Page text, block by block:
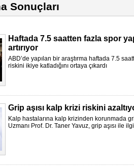
Sonuçları
Haftada 7.5 saatten fazla spor
artırıyor
ABD’de yapılan bir araştırma haftada 7.5
riskini ikiye katladığını ortaya çıkardı
Grip aşısı kalp krizi riskini
Kalp hastalarına kalp krizinden korunmada
Uzmanı Prof. Dr. Taner Yavuz, grip aşısı ile